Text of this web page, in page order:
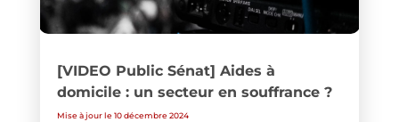
[VIDEO Public Sénat] Aides à
domicile : un secteur en souffrance ?
Mise à jour le 10 décembre 2024